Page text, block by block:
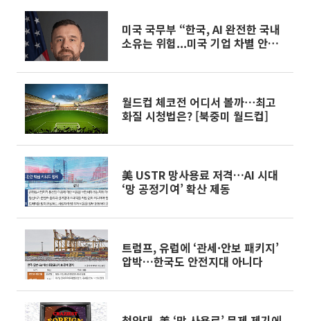
미국 국무부 “한국, AI 완전한 국내
소유는 위험...미국 기업 차별 안
월드컵 체코전 어디서 볼까⋯최고
화질 시청법은? [북중미 월드컵]
美 USTR 망사용료 저격…AI 시대
‘망 공정기여’ 확산 제동
트럼프, 유럽에 ‘관세·안보 패키지’
압박…한국도 안전지대 아니다